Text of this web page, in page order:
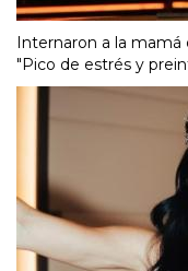
Internaron a la mamá
"Pico de estrés y